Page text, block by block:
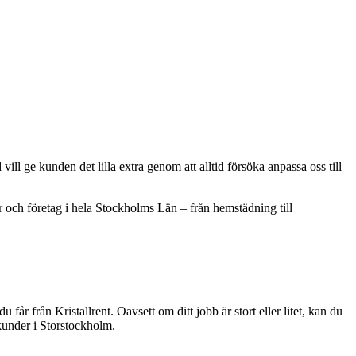
ge kunden det lilla extra genom att alltid försöka anpassa oss till
företag i hela Stockholms Län – från hemstädning till
får från Kristallrent. Oavsett om ditt jobb är stort eller litet, kan du
i Storstockholm.